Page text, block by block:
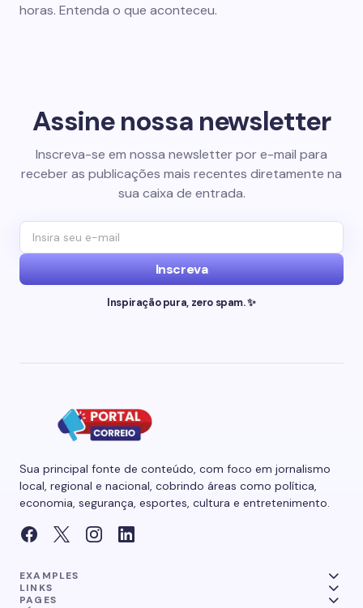
horas. Entenda o que aconteceu.
Assine nossa newsletter
Inscreva-se em nossa newsletter por e-mail para
receber as publicações mais recentes diretamente na
sua caixa de entrada.
Inscreva
Inspiração pura, zero spam. ✨
Sua principal fonte de conteúdo, com foco em jornalismo
local, regional e nacional, cobrindo áreas como política,
economia, segurança, esportes, cultura e entretenimento.
EXAMPLES
LINKS
PAGES